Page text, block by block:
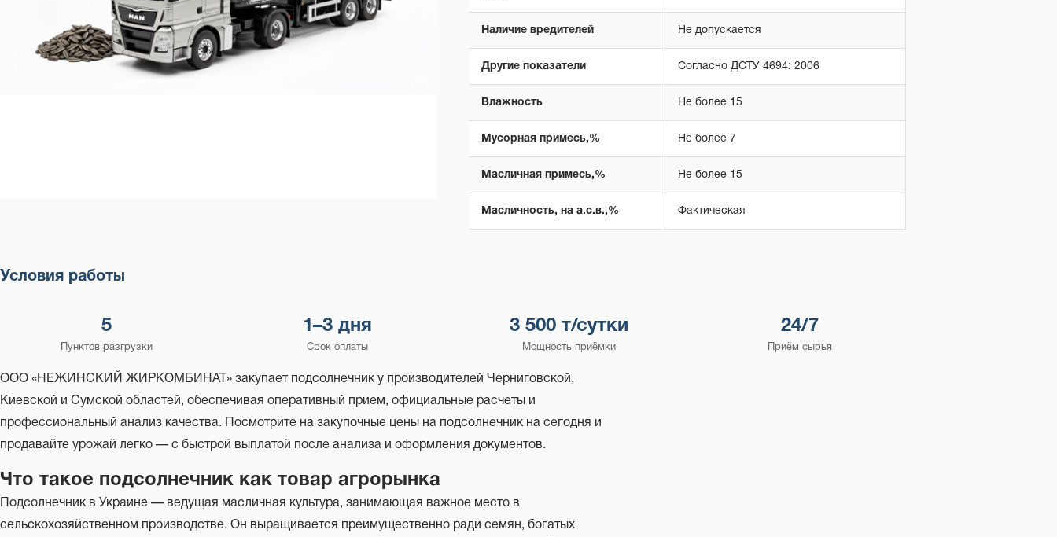
Наличие вредителей Не допускается
Другие показатели Согласно ДСТУ 4694: 2006
Влажность Не более 15
Мусорная примесь,% Не более 7
Масличная примесь,% Не более 15
Масличность, на а.с.в.,% Фактическая
Условия работы
5
Пунктов разгрузки
1–3 дня
Срок оплаты
3 500 т/сутки
Мощность приёмки
24/7
Приём сырья
ООО «НЕЖИНСКИЙ ЖИРКОМБИНАТ» закупает подсолнечник у производителей Черниговской,
Киевской и Сумской областей, обеспечивая оперативный прием, официальные расчеты и
профессиональный анализ качества. Посмотрите на закупочные цены на подсолнечник на сегодня и
продавайте урожай легко — с быстрой выплатой после анализа и оформления документов.
Что такое подсолнечник как товар агрорынка
Подсолнечник в Украине — ведущая масличная культура, занимающая важное место в
сельскохозяйственном производстве. Он выращивается преимущественно ради семян, богатых